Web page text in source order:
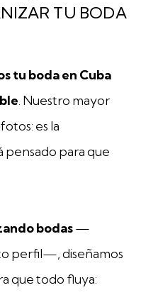
TU BODA
tu boda en Cuba
. Nuestro mayor
es la
pensado para que
bodas—
perfil—, diseñamos
que todo fluya: